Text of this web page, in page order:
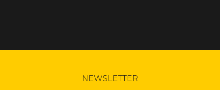
NEWSLETTER